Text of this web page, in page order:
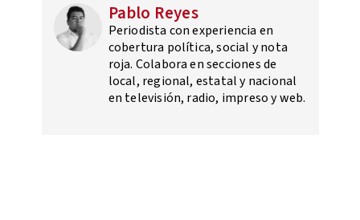
Pablo Reyes
Periodista con experiencia en
cobertura política, social y nota
roja. Colabora en secciones de
local, regional, estatal y nacional
en televisión, radio, impreso y web.